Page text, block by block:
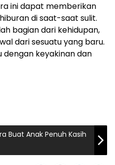
ini dapat memberikan
di saat-saat sulit.
bagian dari kehidupan,
dari sesuatu yang baru.
dengan keyakinan dan
Buat Anak Penuh Kasih